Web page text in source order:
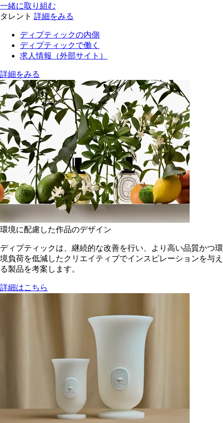
一緒に取り組む
タレント 詳細をみる
ディプティックの内側
ディプティックで働く
求人情報（外部サイト）
詳細をみる
環境に配慮した作品のデザイン
ディプティックは、継続的な改善を行い、より高い品質かつ環
境負荷を低減した​クリエイティブでインスピレーションを与え
る製品を考案します。
詳細はこちら